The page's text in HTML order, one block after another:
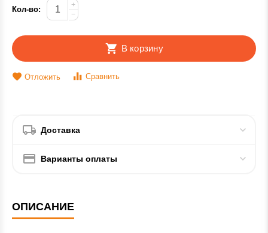
Кол-во:
+
−
В корзину
Отложить Сравнить
Доставка
Варианты оплаты
ОПИСАНИЕ